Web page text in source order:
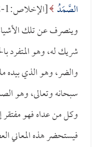
الصَّمَدُ
وينصرف عن تلك
شريك له، وهو المتفرد
والضر، وهو الذي
سبحانه وتعالى، وهو
وكل من عداه فهو مفتقر
فيستحضر هذه المعاني